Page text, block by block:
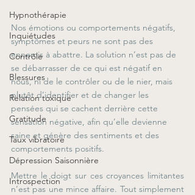
Hypnothérapie
Inquiétudes
Contrôle
Blessures
Relation toxique
Gratitude
Taux vibratoire
Dépression Saisonnière
Introspection
Nos émotions ou comportements négatifs,
symptômes et peurs ne sont pas des
ennemis à abattre. La solution n’est pas de
se débarrasser de ce qui est négatif en
nous, ni de le contrôler ou de le nier, mais
plutôt d’identifier et de changer les
pensées qui se cachent derrière cette
sensation négative, afin qu’elle devienne
saine et génère des sentiments et des
comportements positifs.
Mettre le doigt sur ces croyances limitantes
n’est pas une mince affaire. Tout simplement